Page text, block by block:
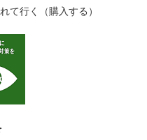
て行く（購入する）